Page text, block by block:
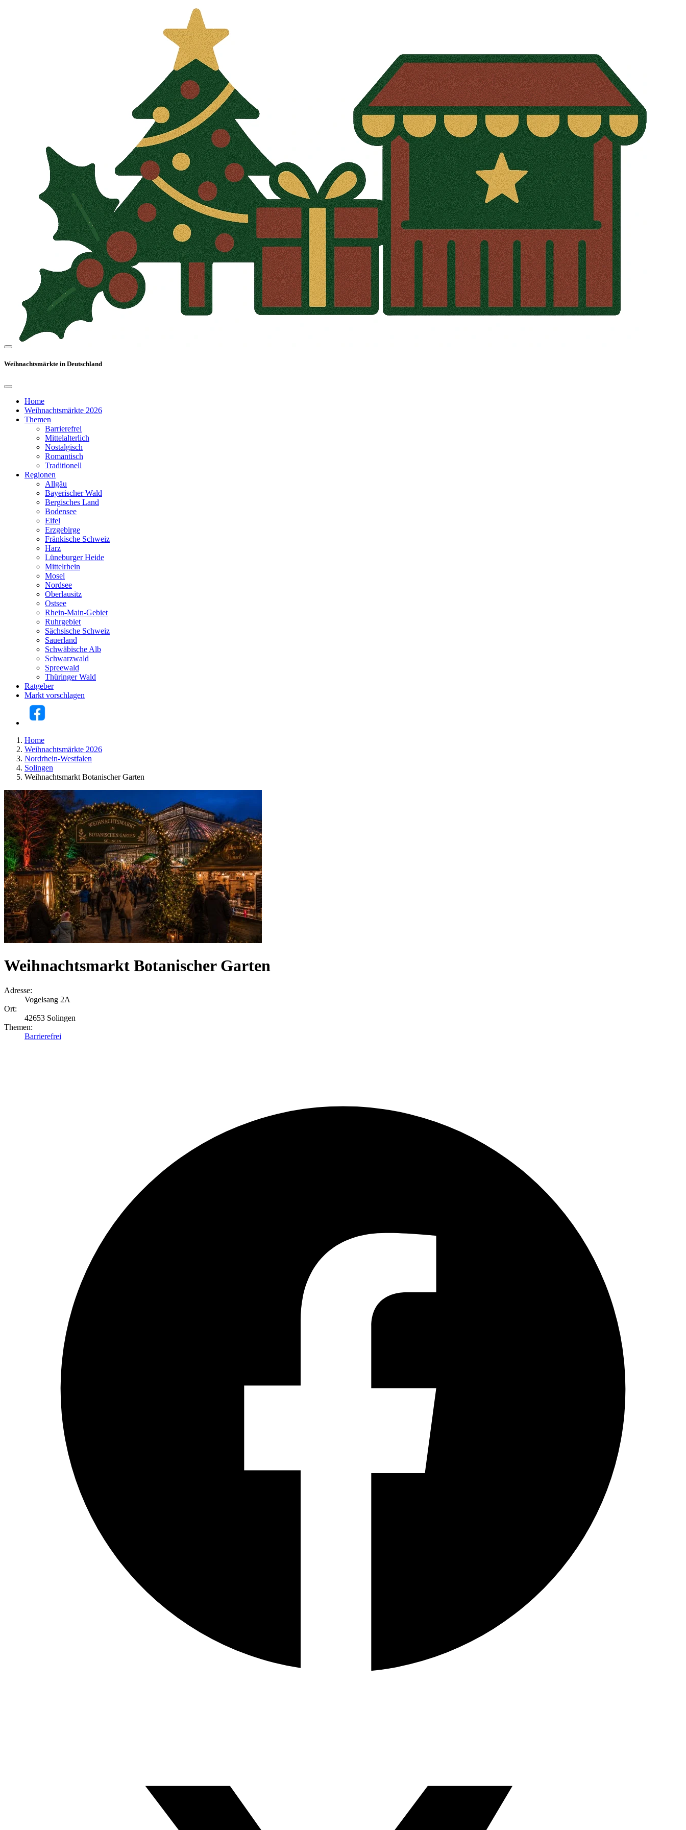
Weihnachtsmärkte in Deutschland
Home
Weihnachtsmärkte 2026
Themen
Barrierefrei
Mittelalterlich
Nostalgisch
Romantisch
Traditionell
Regionen
Allgäu
Bayerischer Wald
Bergisches Land
Bodensee
Eifel
Erzgebirge
Fränkische Schweiz
Harz
Lüneburger Heide
Mittelrhein
Mosel
Nordsee
Oberlausitz
Ostsee
Rhein-Main-Gebiet
Ruhrgebiet
Sächsische Schweiz
Sauerland
Schwäbische Alb
Schwarzwald
Spreewald
Thüringer Wald
Ratgeber
Markt vorschlagen
Home
Weihnachtsmärkte 2026
Nordrhein-Westfalen
Solingen
Weihnachtsmarkt Botanischer Garten
Weihnachtsmarkt Botanischer Garten
Adresse:
Vogelsang 2A
Ort:
42653 Solingen
Themen:
Barrierefrei